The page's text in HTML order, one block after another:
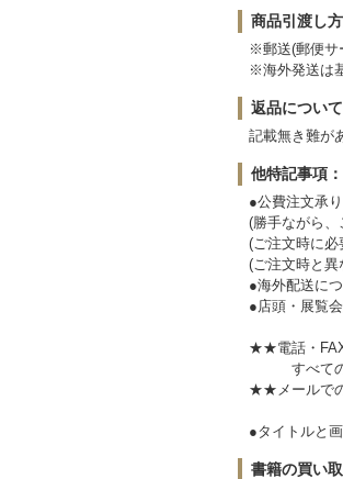
商品引渡し方
※郵送(郵便サ
※海外発送は
返品について
記載無き難が
他特記事項：
●公費注文承り
(勝手ながら
(ご注文時に
(ご注文時と
●海外配送に
●店頭・展覧
★★電話・
すべての方
★★メールで
●タイトルと
書籍の買い